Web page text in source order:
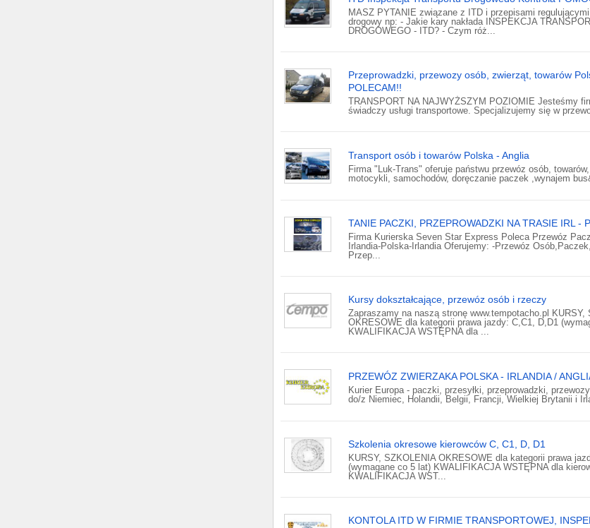
MASZ PYTANIE związane z ITD i przepisami
drogowy np: - Jakie kary nakłada INSPEKCJA
DROGOWEGO - ITD? - Czym róż...
Przeprowadzki, przewozy osób, zwierząt, towarów
POLECAM!!
TRANSPORT NA NAJWYŻSZYM POZIOMIE Jesteśmy
świadczy usługi transportowe. Specjalizujemy się w
Transport osób i towarów Polska - Anglia
Firma "Luk-Trans" oferuje państwu przewóz osób,
motocykli, samochodów, doręczanie paczek ,wynajem
TANIE PACZKI, PRZEPROWADZKI NA TRASIE IRL -
Firma Kurierska Seven Star Express Poleca Przewóz
Irlandia-Polska-Irlandia Oferujemy: -Przewóz
Przep...
Kursy dokształcające, przewóz osób i rzeczy
Zapraszamy na naszą stronę www.tempotacho.pl KURSY,
OKRESOWE dla kategorii prawa jazdy: C,C1, D,D1
KWALIFIKACJA WSTĘPNA dla ...
PRZEWÓZ ZWIERZAKA POLSKA - IRLANDIA /
Kurier Europa - paczki, przesyłki, przeprowadzki,
do/z Niemiec, Holandii, Belgii, Francji, Wielkiej Brytanii i
Szkolenia okresowe kierowców C, C1, D, D1
KURSY, SZKOLENIA OKRESOWE dla kategorii prawa
(wymagane co 5 lat) KWALIFIKACJA WSTĘPNA dla
KWALIFIKACJA WST...
KONTOLA ITD W FIRMIE TRANSPORTOWEJ,